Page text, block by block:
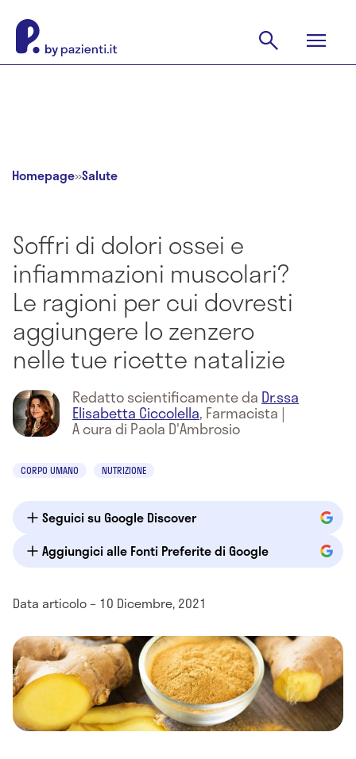
Homepage»Salute
Soffri di dolori ossei e
infiammazioni muscolari?
Le ragioni per cui dovresti
aggiungere lo zenzero
nelle tue ricette natalizie
Redatto scientificamente da Dr.ssa
Elisabetta Ciccolella, Farmacista |
A cura di Paola D'Ambrosio
CORPO UMANO NUTRIZIONE
Seguici su Google Discover
Aggiungici alle Fonti Preferite di Google
Data articolo – 10 Dicembre, 2021